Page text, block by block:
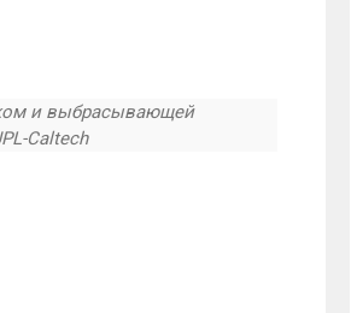
и выбрасывающей
Caltech